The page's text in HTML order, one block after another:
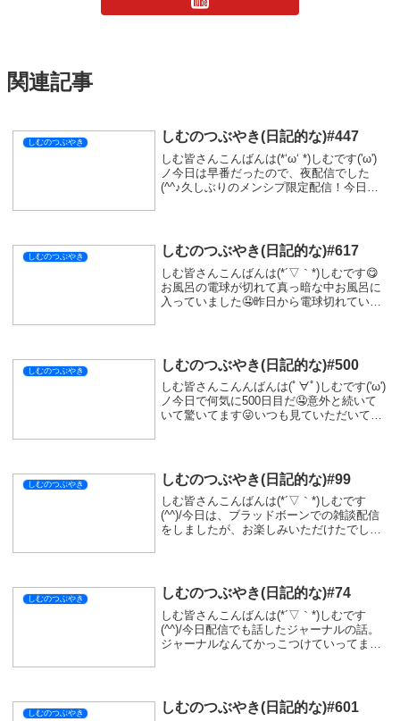
関連記事
しむのつぶやき しむのつぶやき(日記的な)#447
しむ皆さんこんばんは(*‘ω‘ *)しむです('ω')
ノ今日は早番だったので、夜配信でした
(^^♪久しぶりのメンシプ限定配信！今日は
しむのつぶやき しむのつぶやき(日記的な)#617
しむ皆さんこんばんは(*´▽｀*)しむです😋
お風呂の電球が切れて真っ暗な中お風呂に
入っていました🤤昨日から電球切れていた
しむのつぶやき しむのつぶやき(日記的な)#500
しむ皆さんこんんばんは(ﾟ∀ﾟ)しむです('ω')
ノ今日で何気に500日目だ🤤意外と続いて
いて驚いてます😜いつも見ていただいてい
しむのつぶやき しむのつぶやき(日記的な)#99
しむ皆さんこんばんは(*´▽｀*)しむです
(^^)/今日は、ブラッドボーンでの雑談配信
をしましたが、お楽しみいただけたでしょ
しむのつぶやき しむのつぶやき(日記的な)#74
しむ皆さんこんばんは(*´▽｀*)しむです
(^^)/今日配信でも話したジャーナルの話。
ジャーナルなんてかっこつけていってます
必...
しむのつぶやき しむのつぶやき(日記的な)#601